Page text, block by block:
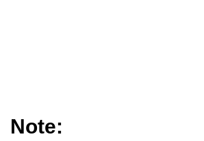
Note: